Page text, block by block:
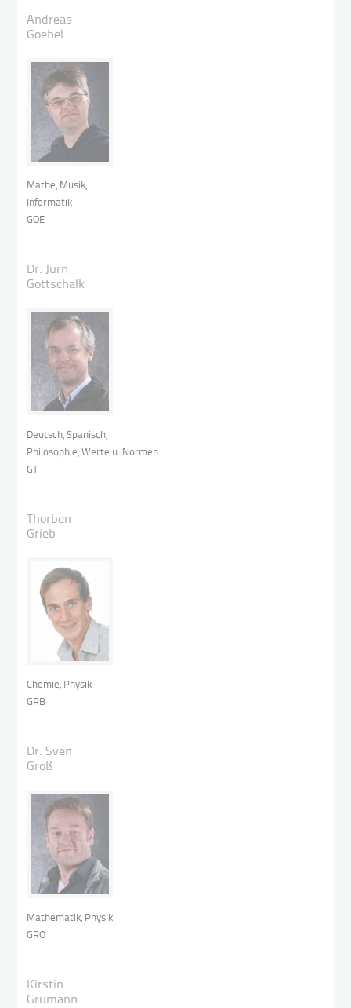
Andreas
Goebel
Mathe, Musik,
Informatik
GOE
Dr. Jürn
Gottschalk
Deutsch, Spanisch,
Philosophie, Werte u. Normen
GT
Thorben
Grieb
Chemie, Physik
GRB
Dr. Sven
Groß
Mathematik, Physik
GRO
Kirstin
Grumann